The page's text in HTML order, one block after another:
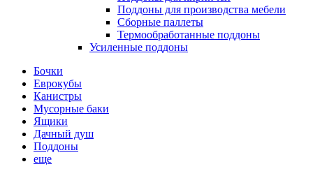
Поддоны для производства мебели
Сборные паллеты
Термообработанные поддоны
Усиленные поддоны
Бочки
Еврокубы
Канистры
Мусорные баки
Ящики
Дачный душ
Поддоны
еще